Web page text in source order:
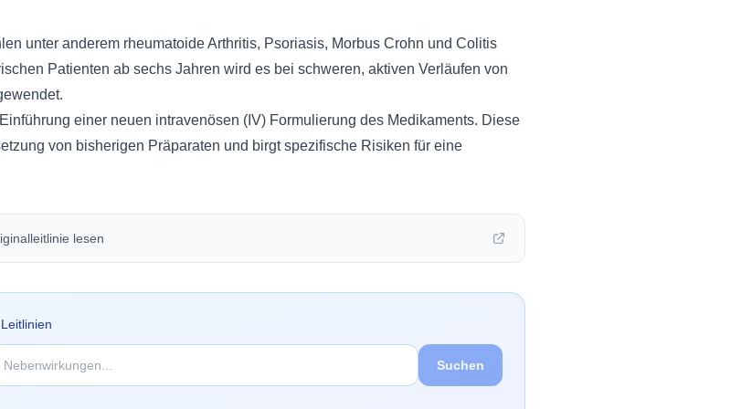
unter anderem rheumatoide Arthritis, Psoriasis, Morbus Crohn und Colitis
Patienten ab sechs Jahren wird es bei schweren, aktiven Verläufen von
einer neuen intravenösen (IV) Formulierung des Medikaments. Diese
von bisherigen Präparaten und birgt spezifische Risiken für eine
lesen
Suchen